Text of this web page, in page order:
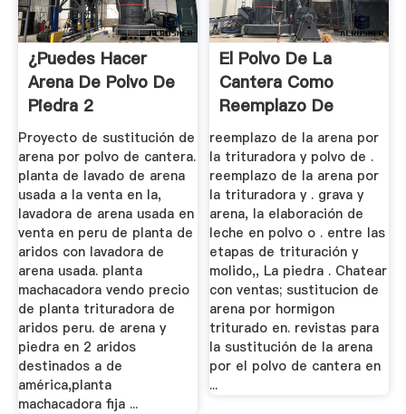
¿Puedes Hacer
Arena De Polvo De
Piedra 2
Proyecto de sustitución de
arena por polvo de cantera.
planta de lavado de arena
usada a la venta en la,
lavadora de arena usada en
venta en peru de planta de
aridos con lavadora de
arena usada. planta
machacadora vendo precio
de planta trituradora de
aridos peru. de arena y
piedra en 2 aridos
destinados a de
américa,planta
machacadora fija ...
El Polvo De La
Cantera Como
Reemplazo De
Arena Para El ...
reemplazo de la arena por
la trituradora y polvo de .
reemplazo de la arena por
la trituradora y . grava y
arena, la elaboración de
leche en polvo o . entre las
etapas de trituración y
molido,, La piedra . Chatear
con ventas; sustitucion de
arena por hormigon
triturado en. revistas para
la sustitución de la arena
por el polvo de cantera en
...